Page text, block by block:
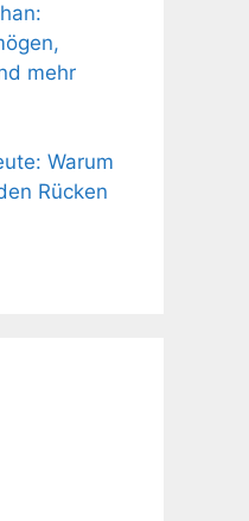
mehr
Warum
Rücken